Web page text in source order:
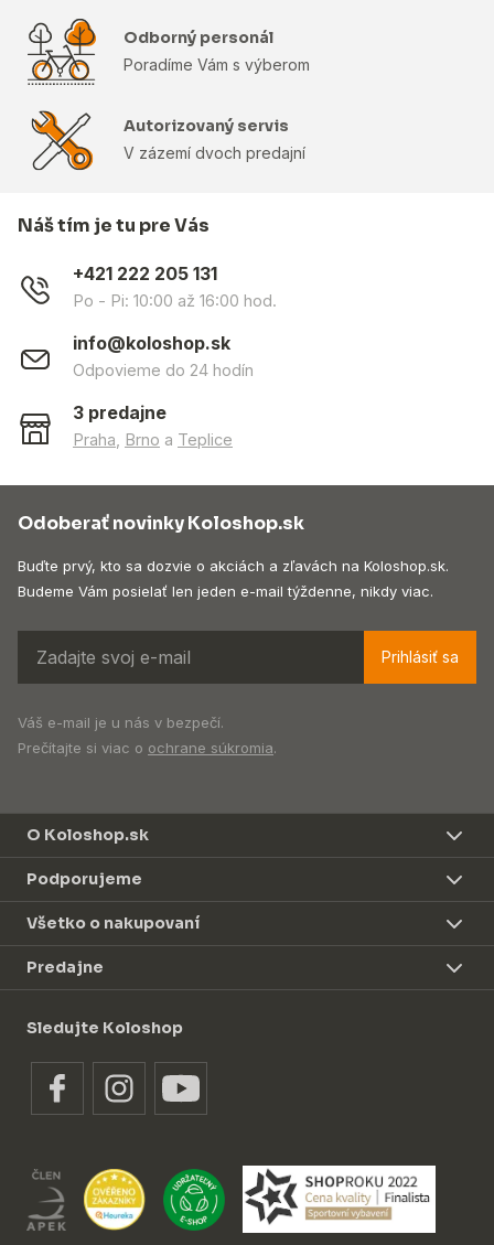
Odborný personál
Poradíme Vám s výberom
Autorizovaný servis
V zázemí dvoch predajní
Náš tím je tu pre Vás
+421 222 205 131
Po - Pi: 10:00 až 16:00 hod.
info@koloshop.sk
Odpovieme do 24 hodín
3 predajne
Praha Brno a Teplice
Odoberať novinky Koloshop.sk
Buďte prvý, kto sa dozvie o akciách a zľavách na Koloshop.sk.
Budeme Vám posielať len jeden e-mail týždenne, nikdy viac.
Prihlásiť sa
Váš e-mail je u nás v bezpečí.
Prečítajte si viac o ochrane súkromia.
O Koloshop.sk
Podporujeme
Všetko o nakupovaní
Predajne
Sledujte Koloshop